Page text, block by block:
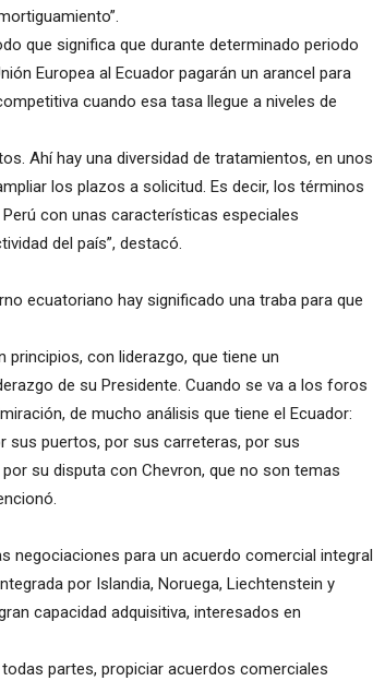
que significa que durante determinado periodo
Europea al Ecuador pagarán un arancel para
cuando esa tasa llegue a niveles de
Ahí hay una diversidad de tratamientos, en unos
los plazos a solicitud. Es decir, los términos
con unas características especiales
del país”, destacó.
ecuatoriano hay significado una traba para que
principios, con liderazgo, que tiene un
de su Presidente. Cuando se va a los foros
de mucho análisis que tiene el Ecuador:
sus puertos, por sus carreteras, por sus
su disputa con Chevron, que no son temas
negociaciones para un acuerdo comercial integral
por Islandia, Noruega, Liechtenstein y
capacidad adquisitiva, interesados en
partes, propiciar acuerdos comerciales